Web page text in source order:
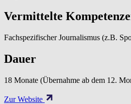
Vermittelte
Fachspezifischer Journalismus (z.B.
Dauer
18 Monate (Übernahme ab dem 12.
Zur Website